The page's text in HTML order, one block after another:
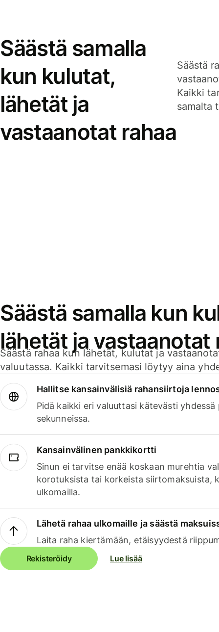
Säästä samalla
kun kulutat,
lähetät ja
vastaanotat rahaa
Säästä
Kaikki
samalta
Säästä samalla kun
lähetät ja vastaanotat
Säästä rahaa kun lähetät, kulutat ja
valuutassa. Kaikki tarvitsemasi löytyy aina
Hallitse kansainvälisiä rahansiirtoja
Pidä kaikki eri valuuttasi kätevästi yhdessä
sekunneissa.
Kansainvälinen pankkikortti
Sinun ei tarvitse enää koskaan murehtia
korotuksista tai korkeista siirtomaksuista,
ulkomailla.
Lähetä rahaa ulkomaille ja säästä
Laita raha kiertämään, etäisyydestä
Rekisteröidy Lue lisää